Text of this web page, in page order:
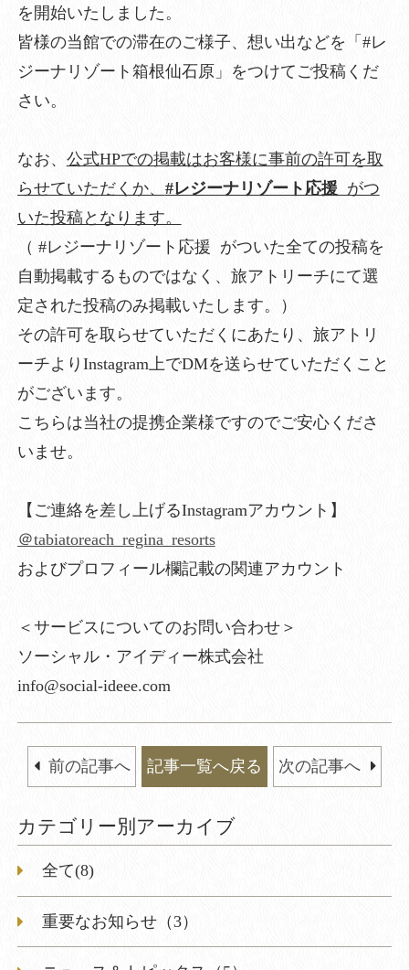
を開始いたしました。
皆様の当館での滞在のご様子、想い出などを「#レ
ジーナリゾート箱根仙石原」をつけてご投稿くだ
さい。
なお、 公式HPでの掲載はお客様に事前の許可を取
らせていただくか、 #レジーナリゾート応援がつ
いた投稿となります。
（ #レジーナリゾート応援 がついた全ての投稿を
自動掲載するものではなく、旅アトリーチにて選
定された投稿のみ掲載いたします。）
その許可を取らせていただくにあたり、旅アトリ
ーチよりInstagram上でDMを送らせていただくこと
がございます。
こちらは当社の提携企業様ですのでご安心くださ
いませ。
【ご連絡を差し上げるInstagramアカウント】
＠tabiatoreach_regina_resorts
およびプロフィール欄記載の関連アカウント
＜サービスについてのお問い合わせ＞
ソーシャル・アイディー株式会社
info@social-ideee.com
前の記事へ 記事一覧へ戻る 次の記事へ
カテゴリー別アーカイブ
全て(8)
重要なお知らせ（3）